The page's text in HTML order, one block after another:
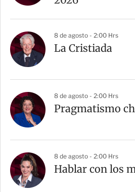
8 de agosto - 2:00 Hrs
La Cristiada
8 de agosto - 2:00 Hrs
Pragmatismo
8 de agosto - 2:00 Hrs
Hablar con los